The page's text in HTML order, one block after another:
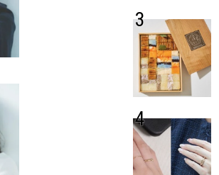
【一生ものジュエリー】1つでも
目 | CLASSY.[クラッシィ]